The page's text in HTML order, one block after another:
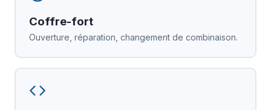
Coffre-fort
Ouverture, réparation, changement de combinaison.